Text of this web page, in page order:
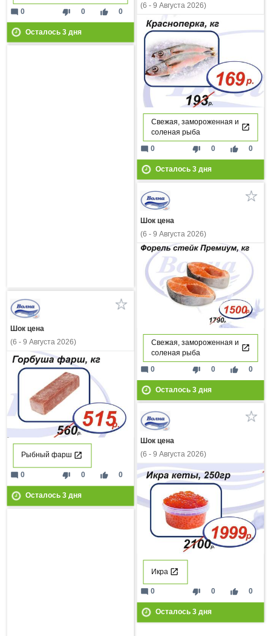
thumb_down 0 thumb_up 0
mode_comment 0
Осталось 3дня
(6 - 9 Августа 2026)
Свежая, замороженная и
соленая рыба
thumb_down 0 thumb_up 0
mode_comment 0
Осталось 3дня
Шок цена
(6 - 9 Августа 2026)
Свежая, замороженная и
соленая рыба
thumb_down 0 thumb_up 0
mode_comment 0
Осталось 3дня
Шок цена
(6 - 9 Августа 2026)
Рыбный фарш
thumb_down 0 thumb_up 0
mode_comment 0
Осталось 3дня
Шок цена
(6 - 9 Августа 2026)
Икра
thumb_down 0 thumb_up 0
mode_comment 0
Осталось 3дня